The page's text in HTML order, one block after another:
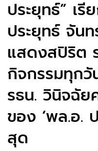
ประยุทธ์” เรี
ประยุทธ์ จันท
แสดงสปิริต
กิจกรรมทุก
รธน. วินิจฉัย
ของ ‘พล.อ.
สุด